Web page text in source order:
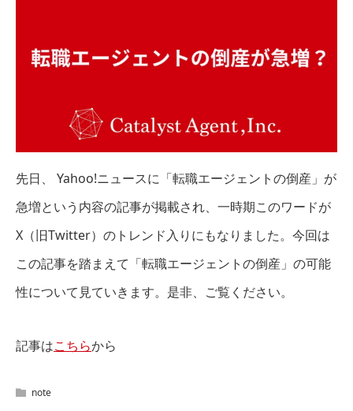
先日、 Yahoo!ニュースに「転職エージェントの倒産」が
急増という内容の記事が掲載され、一時期このワードが
X（旧Twitter）のトレンド入りにもなりました。今回は
この記事を踏まえて「転職エージェントの倒産」の可能
性について見ていきます。是非、ご覧ください。
記事はこちらから
note